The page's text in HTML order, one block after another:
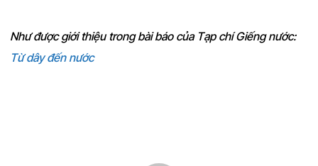
Như được giới thiệu trong bài báo của Tạp chí Giếng nước:
Từ dây đến nước